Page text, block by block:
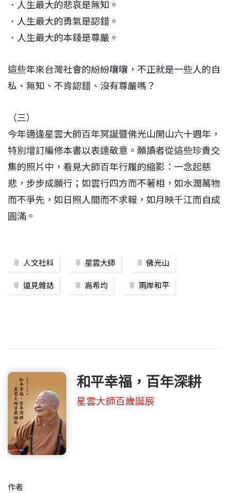
．人生最大的悲哀是無知。
．人生最大的勇氣是認錯。
．人生最大的本錢是尊嚴。
這些年來台灣社會的紛紛嚷嚷，不正就是一些人的自
私、無知、不肯認錯、沒有尊嚴嗎？
（三）
今年適逢星雲大師百年冥誕暨佛光山開山六十週年，
特別增訂編修本書以表達敬意。願讀者從這些珍貴交
集的照片中，看見大師百年行履的縮影：一念起慈
悲，步步成願行；如雲行四方而不著相，如水潤萬物
而不爭先，如日照人間而不求報，如月映千江而自成
圓滿。
人文社科 星雲大師 佛光山
遠見雜誌 高希均 兩岸和平
和平幸福，百年深耕
星雲大師百歲誕辰
作者